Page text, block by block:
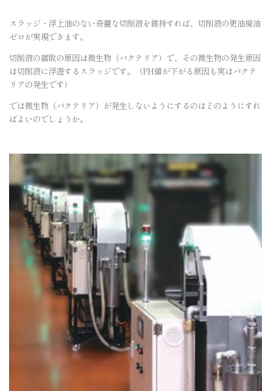
スラッジ・浮上油のない奇麗な切削液を維持すれば、切削液の更油廃油
ゼロが実現できます。
切削液の腐敗の原因は微生物（バクテリア）で、その微生物の発生原因
は切削液に浮遊するスラッジです。（PH値が下がる原因も実はバクテ
リアの発生です）
では微生物（バクテリア）が発生しないようにするのはどのようにすれ
ばよいのでしょうか。